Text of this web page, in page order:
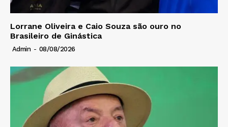
Lorrane Oliveira e Caio Souza são ouro no
Brasileiro de Ginástica
Admin - 08/08/2026